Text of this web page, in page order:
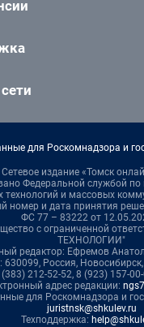
для Роскомнадзора и
Сетевое издание «Томск
Федеральной службой по
и массовых
номер и дата принятия
ФС 77 – 83222 от
с ограниченной
ТЕХНОЛОГИИ"
редактор: Ефремов
630099, Россия,
212-52-52, 8 (923) 157-
адрес редакции:
для Роскомнадзора и
juristnsk@shkulev.ru
Техподдержка: